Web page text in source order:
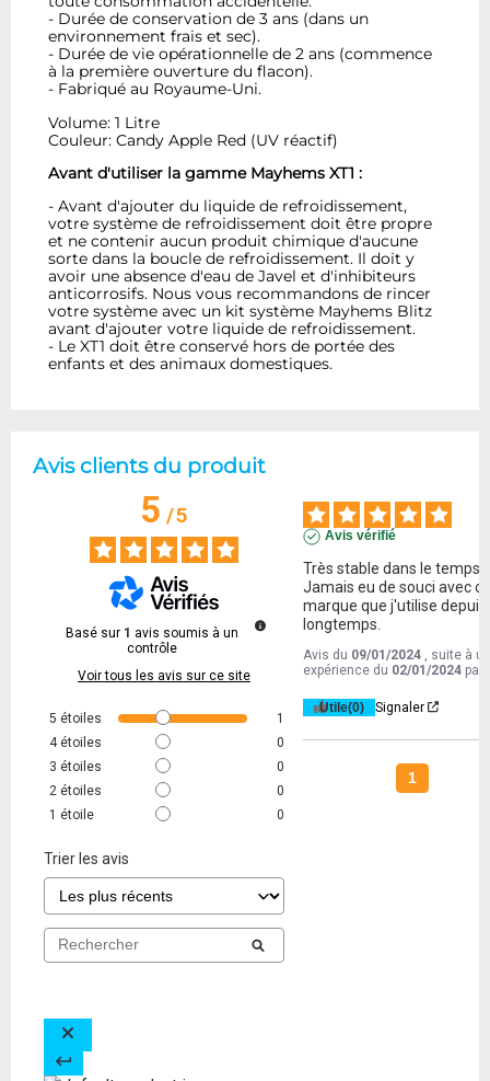
- Durée de conservation de 3 ans (dans un
environnement frais et sec).
- Durée de vie opérationnelle de 2 ans (commence
à la première ouverture du flacon).
- Fabriqué au Royaume-Uni.
Volume: 1 Litre
Couleur: Candy Apple Red (UV réactif)
Avant d'utiliser la gamme Mayhems XT1 :
- Avant d'ajouter du liquide de refroidissement,
votre système de refroidissement doit être propre
et ne contenir aucun produit chimique d'aucune
sorte dans la boucle de refroidissement. Il doit y
avoir une absence d'eau de Javel et d'inhibiteurs
anticorrosifs. Nous vous recommandons de rincer
votre système avec un kit système Mayhems Blitz
avant d'ajouter votre liquide de refroidissement.
- Le XT1 doit être conservé hors de portée des
enfants et des animaux domestiques.
Avis clients du produit
5/5
Basé sur 1 avis soumis à un
contrôle
Voir tous les avis sur ce site
5 étoiles
1
4 étoiles
0
3 étoiles
0
2 étoiles
0
1 étoile 0
Trier les avis
Avis vérifié
Très stable dans le temps.
Jamais eu de souci avec
marque que j'utilise depuis
longtemps.
Avis du 09/01/2024
, suite à
expérience du 02/01/2024 par
Utile(0) Signaler
1